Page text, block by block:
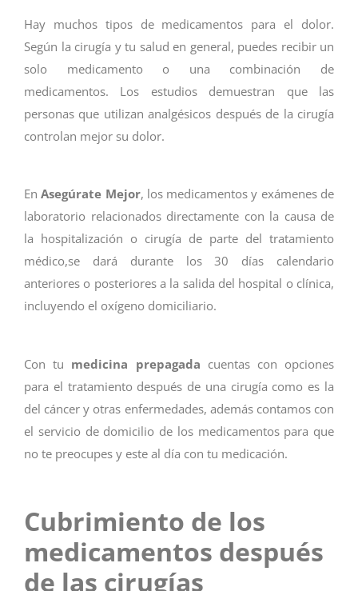
Hay muchos tipos de medicamentos para el dolor.
Según la cirugía y tu salud en general, puedes recibir un
solo medicamento o una combinación de
medicamentos. Los estudios demuestran que las
personas que utilizan analgésicos después de la cirugía
controlan mejor su dolor.
EnAsegúrate Mejor, los medicamentos y exámenes de
laboratorio relacionados directamente con la causa de
la hospitalización o cirugía de parte del tratamiento
médico,se dará durante los 30 días calendario
anteriores o posteriores a la salida del hospital o clínica,
incluyendo el oxígeno domiciliario.
Con tu medicina prepagada cuentas con opciones
para el tratamiento después de una cirugía como es la
del cáncer y otras enfermedades, además contamos con
el servicio de domicilio de los medicamentos para que
no te preocupes y este al día con tu medicación.
Cubrimiento de los
medicamentos después
de las cirugías